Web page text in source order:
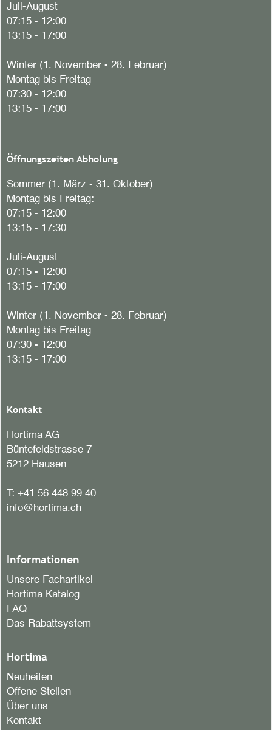
Juli-August
07:15 - 12:00
13:15 - 17:00
Winter (1. November - 28. Februar)
Montag bis Freitag
07:30 - 12:00
13:15 - 17:00
Öffnungszeiten Abholung
Sommer (1. März - 31. Oktober)
Montag bis Freitag:
07:15 - 12:00
13:15 - 17:30
Juli-August
07:15 - 12:00
13:15 - 17:00
Winter (1. November - 28. Februar)
Montag bis Freitag
07:30 - 12:00
13:15 - 17:00
Kontakt
Hortima AG
Büntefeldstrasse 7
5212 Hausen
T: +41 56 448 99 40
info@hortima.ch
Informationen
Unsere Fachartikel
Hortima Katalog
FAQ
Das Rabattsystem
Hortima
Neuheiten
Offene Stellen
Über uns
Kontakt